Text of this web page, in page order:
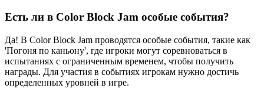
Есть ли в Color Block Jam особые события?
Да! В Color Block Jam проводятся особые события, такие как
'Погоня по каньону', где игроки могут соревноваться в
испытаниях с ограниченным временем, чтобы получить
награды. Для участия в событиях игрокам нужно достичь
определенных уровней в игре.